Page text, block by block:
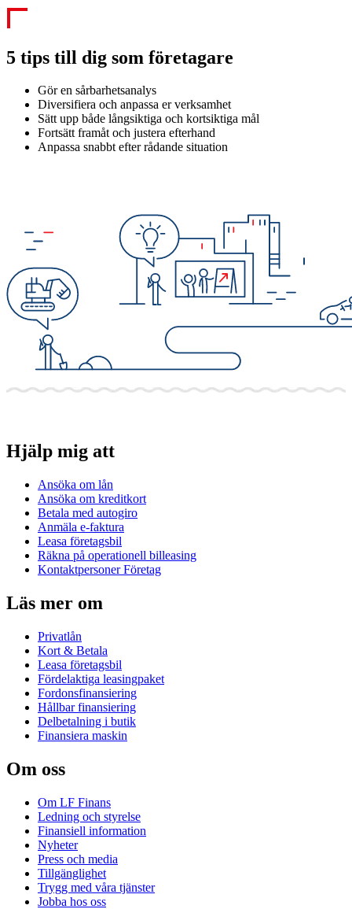
5 tips till dig som företagare
Gör en sårbarhetsanalys
Diversifiera och anpassa er verksamhet
Sätt upp både långsiktiga och kortsiktiga mål
Fortsätt framåt och justera efterhand
Anpassa snabbt efter rådande situation
Hjälp mig att
Ansöka om lån
Ansöka om kreditkort
Betala med autogiro
Anmäla e-faktura
Leasa företagsbil
Räkna på operationell billeasing
Kontaktpersoner Företag
Läs mer om
Privatlån
Kort & Betala
Leasa företagsbil
Fördelaktiga leasingpaket
Fordonsfinansiering
Hållbar finansiering
Delbetalning i butik
Finansiera maskin
Om oss
Om LF Finans
Ledning och styrelse
Finansiell information
Nyheter
Press och media
Tillgänglighet
Trygg med våra tjänster
Jobba hos oss